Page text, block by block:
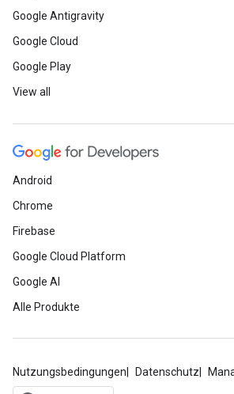
Google Antigravity
Google Cloud
Google Play
View all
Android
Chrome
Firebase
Google Cloud Platform
Google AI
Alle Produkte
Nutzungsbedingungen Datenschutz